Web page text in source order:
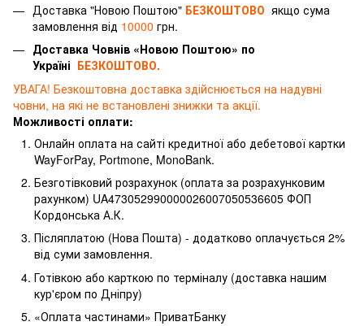
Доставка "Новою Поштою" БЕЗКОШТОВО якщо сума
замовлення від 10000 грн.
Доставка Човнів «Новою Поштою» по
Україні БЕЗКОШТОВО.
УВАГА! Безкоштовна доставка здійснюється на надувні
човни, на які не встановлені знижки та акції.
Можливості оплати:
Онлайн оплата на сайті кредитної або дебетової картки
WayForPay, Portmone, MonoBank.
Безготівковий розрахунок (оплата за розрахунковим
рахунком) UA473052990000026007050536605 ФОП
Кордонська А.К.
Післяплатою (Нова Пошта) - додатково оплачується 2%
від суми замовлення.
Готівкою або карткою по терміналу (доставка нашим
кур'єром по Дніпру)
«Оплата частинами» ПриватБанку